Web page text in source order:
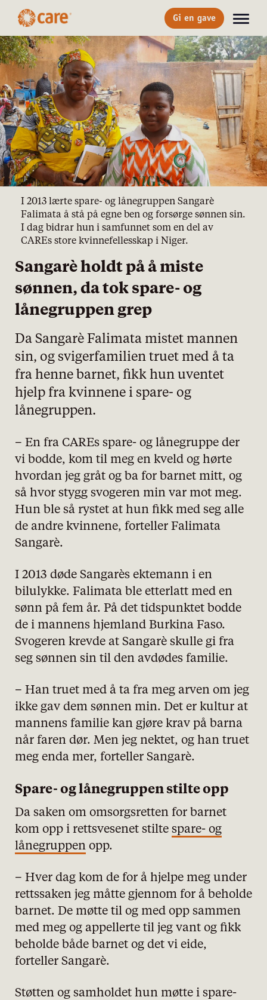
Gi en gave
I 2013 lærte spare- og lånegruppen Sangarè
Falimata å stå på egne ben og forsørge sønnen sin.
I dag bidrar hun i samfunnet som en del av
CAREs store kvinnefellesskap i Niger.
Sangarè holdt på å miste
sønnen, da tok spare- og
lånegruppen grep
Da Sangarè Falimata mistet mannen
sin, og svigerfamilien truet med å ta
fra henne barnet, fikk hun uventet
hjelp fra kvinnene i spare- og
lånegruppen.
– En fra CAREs spare- og lånegruppe der
vi bodde, kom til meg en kveld og hørte
hvordan jeg gråt og ba for barnet mitt, og
så hvor stygg svogeren min var mot meg.
Hun ble så rystet at hun fikk med seg alle
de andre kvinnene, forteller Falimata
Sangarè.
I 2013 døde Sangarès ektemann i en
bilulykke. Falimata ble etterlatt med en
sønn på fem år. På det tidspunktet bodde
de i mannens hjemland Burkina Faso.
Svogeren krevde at Sangarè skulle gi fra
seg sønnen sin til den avdødes familie.
– Han truet med å ta fra meg arven om jeg
ikke gav dem sønnen min. Det er kultur at
mannens familie kan gjøre krav på barna
når faren dør. Men jeg nektet, og han truet
meg enda mer, forteller Sangarè.
Spare- og lånegruppen stilte opp
Da saken om omsorgsretten for barnet
kom opp i rettsvesenet stilte spare- og
lånegruppen opp.
– Hver dag kom de for å hjelpe meg under
rettssaken jeg måtte gjennom for å beholde
barnet. De møtte til og med opp sammen
med meg og appellerte til jeg vant og fikk
beholde både barnet og det vi eide,
forteller Sangarè.
Støtten og samholdet hun møtte i spare-